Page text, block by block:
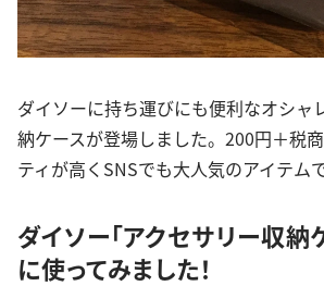
ダイソーに持ち運びにも便利なオシャ
納ケースが登場しました。200円＋税
ティが高くSNSでも大人気のアイテムで
ダイソー「アクセサリー収納
に使ってみました！